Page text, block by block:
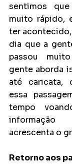
sentimos
muito rápido,
ter
dia que a
passou
gente aborda
até caricata,
essa
tempo
acrescenta o
Retorno aos